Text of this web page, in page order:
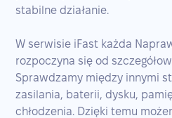
stabilne działanie.
W serwisie iFast każda
rozpoczyna się od
Sprawdzamy między innymi
zasilania, baterii, dysku,
chłodzenia. Dzięki temu